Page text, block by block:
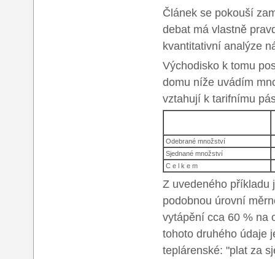
Článek se pokouší
debat má vlastně
kvantitativní analýze
Východisko k tomu
domu níže uvádím
vztahují k tarifnímu
Odebrané množství
Sjednané množství
C e l k e m
Z uvedeného příkladu
podobnou úrovní
vytápění cca 60 % na
tohoto druhého údaje
teplárenské: "plat za